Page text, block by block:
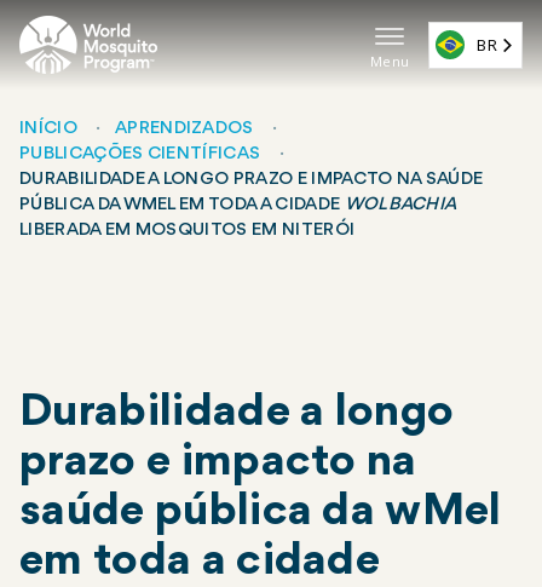
Pular
para
o
principal
(EN)
Menu
BR
Breadcrumb
INÍCIO
APRENDIZADOS
PUBLICAÇÕES CIENTÍFICAS
DURABILIDADE A LONGO PRAZO E IMPACTO NA SAÚDE
PÚBLICA DA WMEL EM TODA A CIDADE WOLBACHIA
LIBERADA EM MOSQUITOS EM NITERÓI
Durabilidade a longo
prazo e impacto na
saúde pública da wMel
em toda a cidade